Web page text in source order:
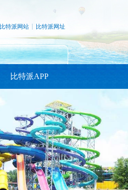
比特派网址
比特派网站
比特派APP